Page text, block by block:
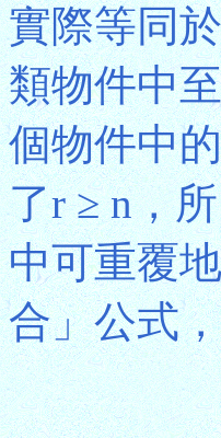
實際等同
類物件中
個物件中
了r ≥ n，
中可重覆
合」公式